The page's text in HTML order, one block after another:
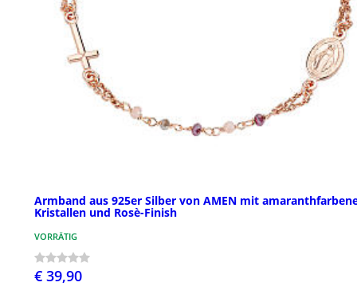
Armband aus 925er Silber von AMEN mit
Kristallen und Rosè-Finish
VORRÄTIG
€ 39,90